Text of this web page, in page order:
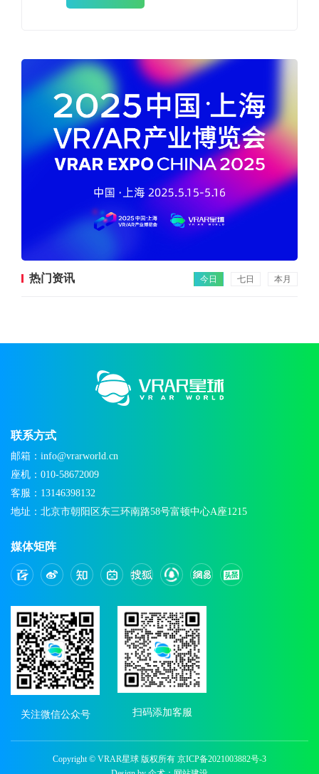
热门资讯 今日 七日 本月
联系方式
邮箱：info@vrarworld.cn
座机：010-58672009
客服：13146398132
地址：北京市朝阳区东三环南路58号富顿中心A座1215
媒体矩阵
关注微信公众号 扫码添加客服
Copyright © VRAR星球 版权所有 京ICP备2021003882号-3